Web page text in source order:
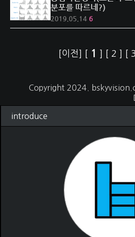
분포를 따르네?)
2019.05.14 6
[이전] [ 1 ] [ 2 ] [ 3
Copyright 2024.
introduce